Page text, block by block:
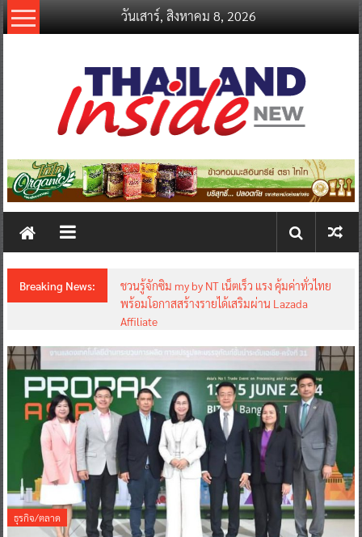
Skip
to
วันเสาร์, สิงหาคม 8, 2026
thailandinsidenew.com
Thailand
New
Breaking News:
ชวนรู้จักซิม my by NT เน็ตเร็ว แรง คุ้มค่าทั่วไทย
พร้อมโอกาสสร้างรายได้เสริมผ่าน Lazada
Affiliate
ธุรกิจ/ตลาด